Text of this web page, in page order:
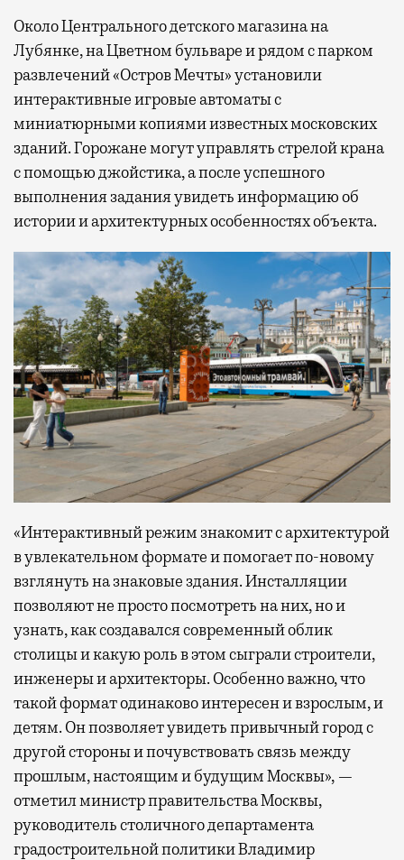
Около Центрального детского магазина на
Лубянке, на Цветном бульваре и рядом с парком
развлечений «Остров Мечты» установили
интерактивные игровые автоматы с
миниатюрными копиями известных московских
зданий. Горожане могут управлять стрелой крана
с помощью джойстика, а после успешного
выполнения задания увидеть информацию об
истории и архитектурных особенностях объекта.
«Интерактивный режим знакомит с архитектурой
в увлекательном формате и помогает по-новому
взглянуть на знаковые здания. Инсталляции
позволяют не просто посмотреть на них, но и
узнать, как создавался современный облик
столицы и какую роль в этом сыграли строители,
инженеры и архитекторы. Особенно важно, что
такой формат одинаково интересен и взрослым, и
детям. Он позволяет увидеть привычный город с
другой стороны и почувствовать связь между
прошлым, настоящим и будущим Москвы», —
отметил министр правительства Москвы,
руководитель столичного департамента
градостроительной политики Владимир